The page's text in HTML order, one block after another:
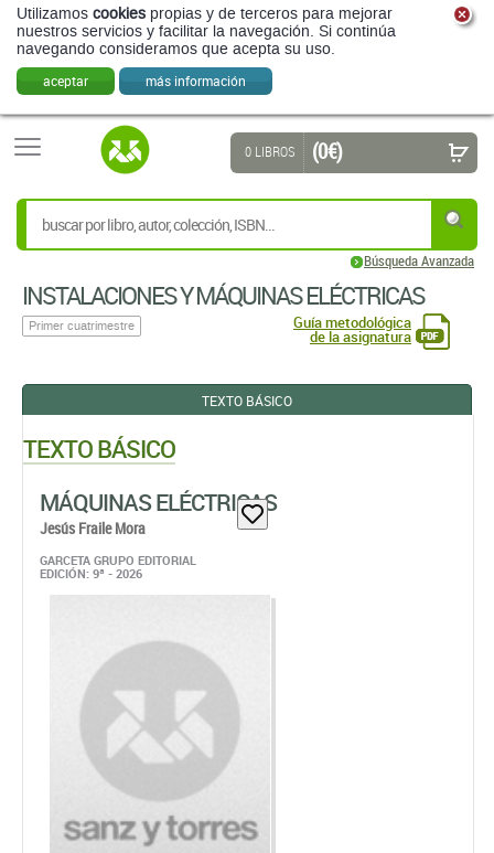
Utilizamos cookies propias y de terceros para mejorar
nuestros servicios y facilitar la navegación. Si continúa
navegando consideramos que acepta su uso.
aceptar más información
Búsqueda Avanzada
0 LIBROS (0 €)
INSTALACIONES Y MÁQUINAS ELÉCTRICAS
Primer cuatrimestre Guía metodológica
de la asignatura
TEXTO BÁSICO
TEXTO BÁSICO
MÁQUINAS ELÉCTRICAS
Jesús Fraile Mora
GARCETA GRUPO EDITORIAL
EDICIÓN: 9ª - 2026